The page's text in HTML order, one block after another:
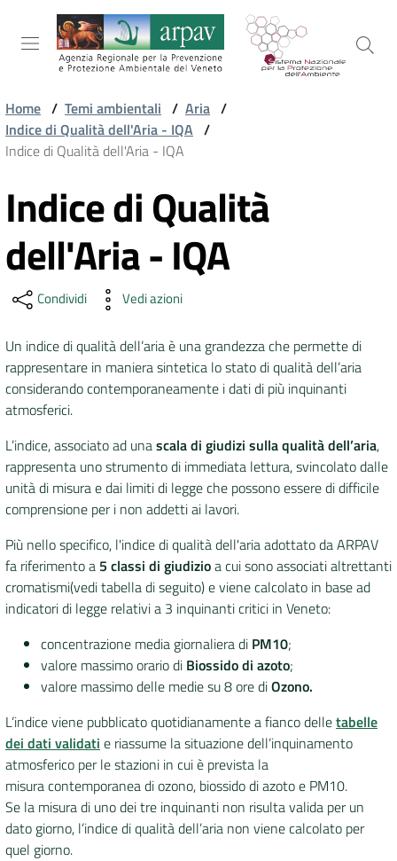
Salta al contenuto
Salta alla navigazione
Salta al footer
ARPAV
TEMI
TERRITORIO
SERVIZI
AMBIENTALI
Seguici
su
Home / Temi ambientali / Aria /
Indice di Qualità dell'Aria - IQA /
Indice di Qualità dell'Aria - IQA
Vai al contenuto
Indice di Qualità
dell'Aria - IQA
Condividi Vedi azioni
Un indice di qualità dell’aria è una grandezza che permette di
rappresentare in maniera sintetica lo stato di qualità dell’aria
considerando contemporaneamente i dati di più inquinanti
atmosferici.
L’indice, associato ad unascala di giudizi sulla qualità dell’aria,
rappresenta uno strumento di immediata lettura, svincolato dalle
unità di misura e dai limiti di legge che possono essere di difficile
comprensione per i non addetti ai lavori.
Più nello specifico, l'indice di qualità dell'aria adottato da ARPAV
fa riferimento a 5 classi di giudizioa cui sono associati altrettanti
cromatismi(vedi tabella di seguito) e viene calcolato in base ad
indicatori di legge relativi a 3 inquinanti critici in Veneto:
concentrazione media giornaliera di PM10;
valore massimo orario di Biossido di azoto;
valore massimo delle medie su 8 ore diOzono.
L’indice viene pubblicato quotidianamente a fianco delletabelle
dei dati validati e riassume la situazione dell’inquinamento
atmosferico per le stazioni in cui è prevista la
misura contemporanea di ozono, biossido di azoto e PM10.
Se la misura di uno dei tre inquinanti non risulta valida per un
dato giorno, l’indice di qualità dell’aria non viene calcolato per
quel giorno.